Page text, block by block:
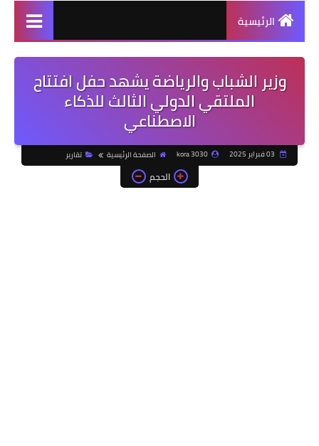
الرئيسية
وزير الشباب والرياضة يشهد حفل افتتاح
الملتقي الدولي الثالث للذكاء
الاصطناعي
kora 3030 الصفحة الرئيسية تقارير
الحجم